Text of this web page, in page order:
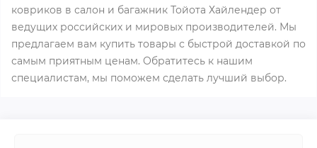
ковриков в салон и багажник Тойота Хайлендер от
ведущих российских и мировых производителей. Мы
предлагаем вам купить товары с быстрой доставкой по
самым приятным ценам. Обратитесь к нашим
специалистам, мы поможем сделать лучший выбор.